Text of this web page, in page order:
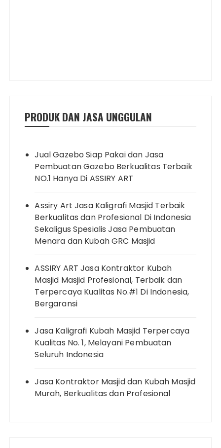
PRODUK DAN JASA UNGGULAN
Jual Gazebo Siap Pakai dan Jasa
Pembuatan Gazebo Berkualitas Terbaik
NO.1 Hanya Di ASSIRY ART
Assiry Art Jasa Kaligrafi Masjid Terbaik
Berkualitas dan Profesional Di Indonesia
Sekaligus Spesialis Jasa Pembuatan
Menara dan Kubah GRC Masjid
ASSIRY ART Jasa Kontraktor Kubah
Masjid Masjid Profesional, Terbaik dan
Terpercaya Kualitas No.#1 Di Indonesia,
Bergaransi
Jasa Kaligrafi Kubah Masjid Terpercaya
Kualitas No. 1, Melayani Pembuatan
Seluruh Indonesia
Jasa Kontraktor Masjid dan Kubah Masjid
Murah, Berkualitas dan Profesional